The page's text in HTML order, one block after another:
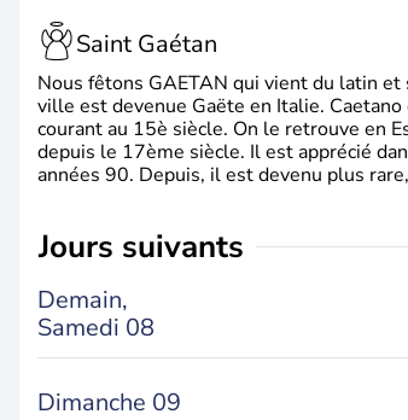
Saint Gaétan
Nous fêtons GAETAN qui vient du latin
ville est devenue Gaëte en Italie.
courant au 15è siècle. On le retrouve en
depuis le 17ème siècle. Il est apprécié
années 90. Depuis, il est devenu plus
jours suivants
Demain,
Samedi 08
Dimanche 09